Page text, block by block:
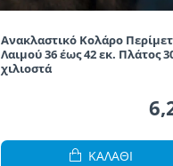
Ανακλαστικό Κολάρο
Λαιμού 36 έως 42 εκ. Πλάτος
χιλιοστά
ΚΑΛΆΘΙ